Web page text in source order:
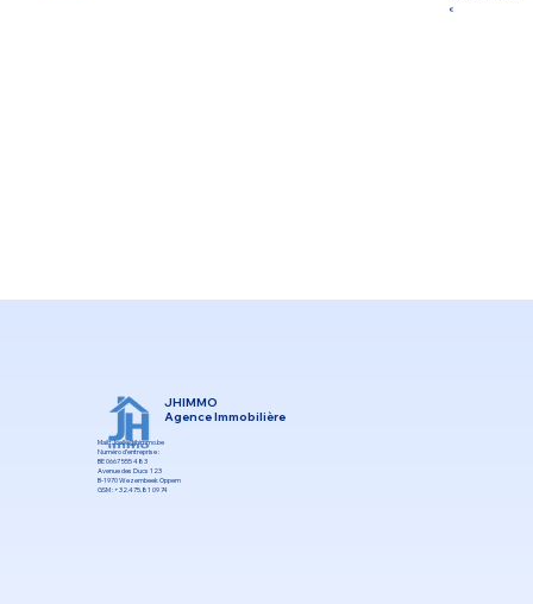
€
JHIMMO
Agence Immobilière
Avenue des Ducs 123
B-1970 Wezembeek Oppem
GSM : +32.475.81 09 74
Mail :Joelle@jhimmo.be
Numéro d’entreprise :
BE 0667 555 483